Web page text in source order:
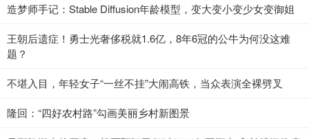
造梦师手记：Stable Diffusion年龄模型，变大变小变少女变御姐
王朝后遗症！勇士光奢侈税就1.6亿，8年6冠的公牛为何没这难
题？
不堪入目，年轻女子“一丝不挂”大闹高铁，当众表演全裸劈叉
隆回：“四好农村路”勾画美丽乡村新图景